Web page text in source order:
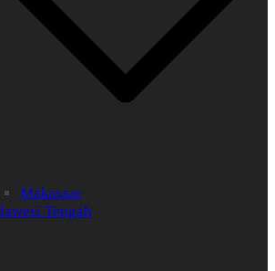
Makassar
Tengah